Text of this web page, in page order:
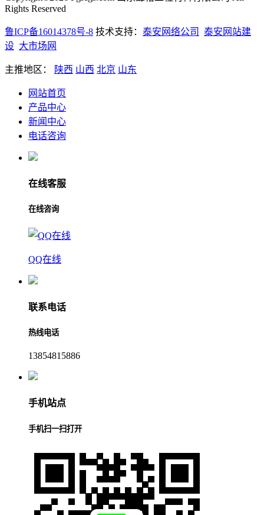
Rights Reserved
鲁ICP备16014378号-8 技术支持： 泰安网络公司
泰安网站建
设 大市场网
主推地区： 陕西 山西 北京 山东
网站首页
产品中心
新闻中心
电话咨询
在线客服
在线咨询
QQ在线
联系电话
热线电话
13854815886
手机站点
手机扫一扫打开